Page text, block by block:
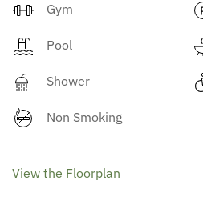
Gym
Pool
Shower
Non Smoking
View the Floorplan